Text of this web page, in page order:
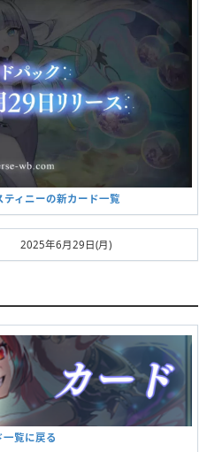
ィニーの新カード一覧
2025年6月29日(月)
覧に戻る